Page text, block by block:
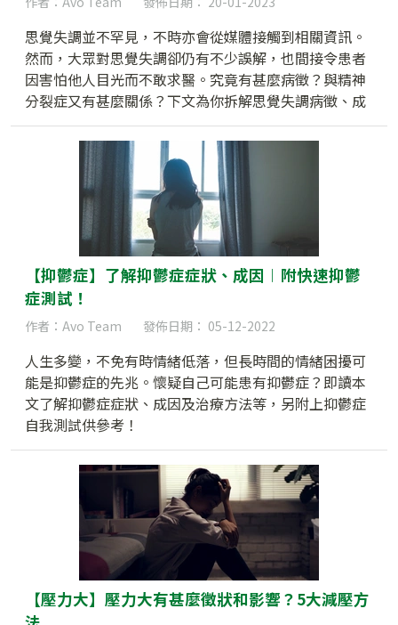
思覺失調並不罕見，不時亦會從媒體接觸到相關資訊。
然而，大眾對思覺失調卻仍有不少誤解，也間接令患者
因害怕他人目光而不敢求醫。究竟有甚麼病徵？與精神
分裂症又有甚麼關係？下文為你拆解思覺失調病徵、成
因及迷思，讓更多人更全面地認識思覺失調。
【抑鬱症】了解抑鬱症症狀、成因︱附快速抑鬱
症測試！
作者：Avo Team 發佈日期： 05-12-2022
人生多變，不免有時情緒低落，但長時間的情緒困擾可
能是抑鬱症的先兆。懷疑自己可能患有抑鬱症？即讀本
文了解抑鬱症症狀、成因及治療方法等，另附上抑鬱症
自我測試供參考！
【壓力大】壓力大有甚麼徵狀和影響？5大減壓方